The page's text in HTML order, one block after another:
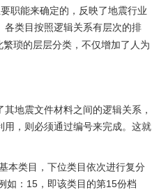
职能来确定的，反映了地震行业
各类目按照逻辑关系有层次的排
琐的层层分类，不仅增加了人为
地震文件材料之间的逻辑关系，
，则必须通过编号来完成。这就
本类目，下位类目依次进行复分
如：15，即该类目的第15份档